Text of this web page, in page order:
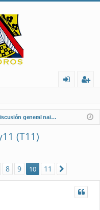
nt
ifi
ist
ra
Discusión general naipes
(T11)
11
8 9 10 11